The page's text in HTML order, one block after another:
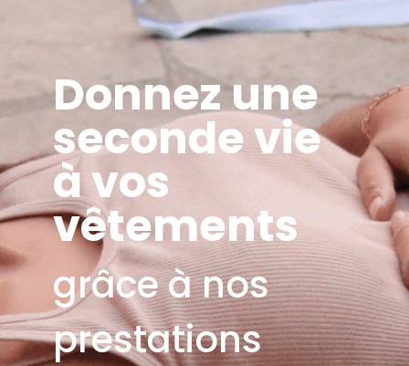
Donnez une
seconde vie
à vos
vêtements
grâce à nos
prestations